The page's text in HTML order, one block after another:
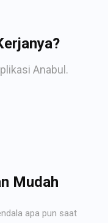
Anabul.
Mudah
apa pun saat